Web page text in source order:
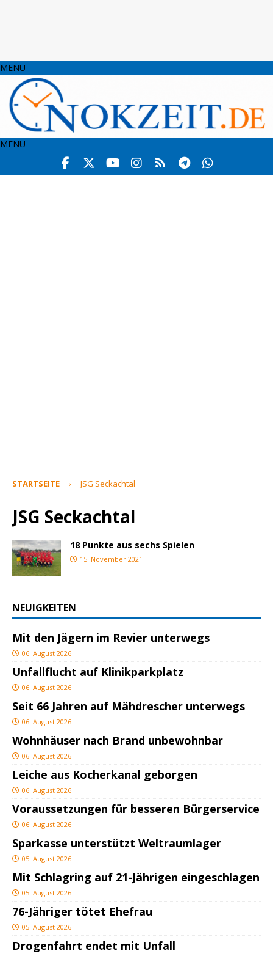
MENU
MENU
STARTSEITE JSG Seckachtal
JSG Seckachtal
18 Punkte aus sechs Spielen
15. November 2021
NEUIGKEITEN
Mit den Jägern im Revier unterwegs
06. August 2026
Unfallflucht auf Klinikparkplatz
06. August 2026
Seit 66 Jahren auf Mähdrescher unterwegs
06. August 2026
Wohnhäuser nach Brand unbewohnbar
06. August 2026
Leiche aus Kocherkanal geborgen
06. August 2026
Voraussetzungen für besseren Bürgerservice
06. August 2026
Sparkasse unterstützt Weltraumlager
05. August 2026
Mit Schlagring auf 21-Jährigen eingeschlagen
05. August 2026
76-Jähriger tötet Ehefrau
05. August 2026
Drogenfahrt endet mit Unfall